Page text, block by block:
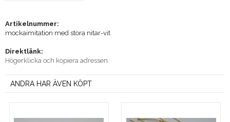
Artikelnummer:
mockaimitation med stora nitar-vit
Direktlänk:
Högerklicka och kopiera adressen
ANDRA HAR ÄVEN KÖPT